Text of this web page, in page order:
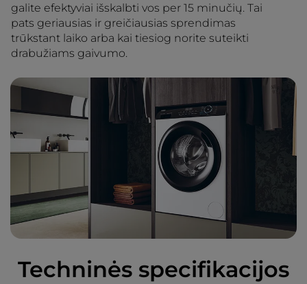
galite efektyviai išskalbti vos per 15 minučių. Tai
pats geriausias ir greičiausias sprendimas
trūkstant laiko arba kai tiesiog norite suteikti
drabužiams gaivumo.
Techninės specifikacijos